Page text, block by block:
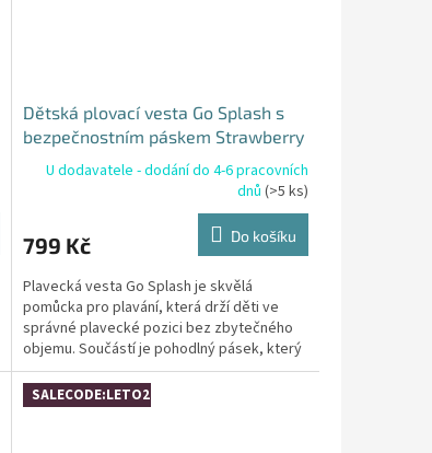
Dětská plovací vesta Go Splash s
bezpečnostním páskem Strawberry
Field - 2-4 roky
U dodavatele - dodání do 4-6 pracovních
dnů (>5 ks)
799 Kč Do košíku
Plavecká vesta Go Splash je skvělá
pomůcka pro plavání, která drží děti ve
správné plavecké pozici bez zbytečného
objemu. Součástí je pohodlný pásek, který
zabraňuje vyjíždění...
SALECODE:LETO26:4:%